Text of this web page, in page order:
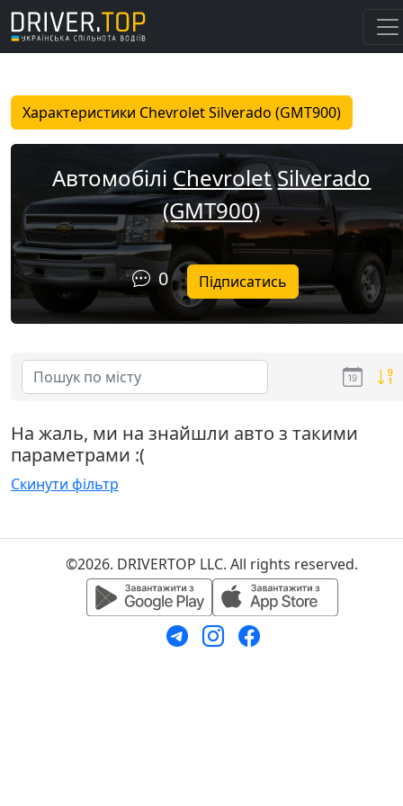
Характеристики Chevrolet Silverado (GMT900)
Автомобілі ChevroletSilverado
(GMT900)
0 Підписатись
На жаль, ми на знайшли авто з такими
параметрами :(
Скинути фільтр
©2026. DRIVERTOP LLC. All rights reserved.